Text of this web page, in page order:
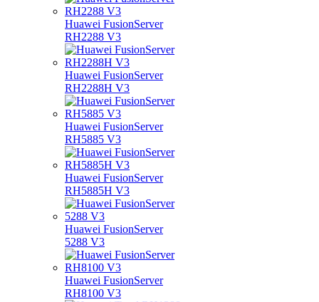
Huawei FusionServer
RH2288 V3
Huawei FusionServer
RH2288H V3
Huawei FusionServer
RH5885 V3
Huawei FusionServer
RH5885H V3
Huawei FusionServer
5288 V3
Huawei FusionServer
RH8100 V3